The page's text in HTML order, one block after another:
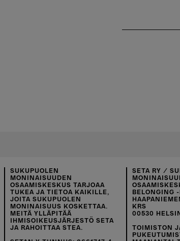
SUKUPUOLEN
MONINAISUUDEN
OSAAMISKESKUS TARJOAA
TUKEA JA TIETOA KAIKILLE,
JOITA SUKUPUOLEN
MONINAISUUS KOSKETTAA.
MEITÄ YLLÄPITÄÄ
IHMISOIKEUSJÄRJESTÖ SETA
JA RAHOITTAA STEA.
SETA RY /
BELONGING
KRS
00530
TOIMISTON